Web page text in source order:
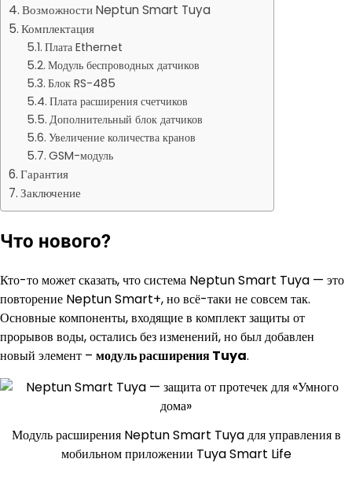
Возможности Neptun Smart Tuya
Комплектация
Плата Ethernet
Модуль беспроводных датчиков
Блок RS-485
Плата расширения счетчиков
Дополнительный блок датчиков
Увеличение количества кранов
GSM-модуль
Гарантия
Заключение
Что нового?
Кто-то может сказать, что система Neptun Smart Tuya — это
повторение Neptun Smart+, но всё-таки не совсем так.
Основные компоненты, входящие в комплект защиты от
прорывов воды, остались без изменений, но был добавлен
новый элемент – модуль расширения Tuya.
Модуль расширения Neptun Smart Tuya для управления в
мобильном приложении Tuya Smart Life